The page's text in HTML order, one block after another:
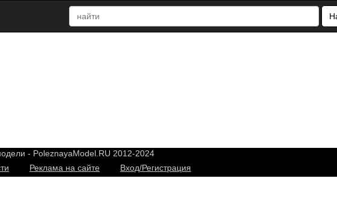
- PoleznayaModel.RU 2012-2024
Реклама на сайте Вход/Регистрация